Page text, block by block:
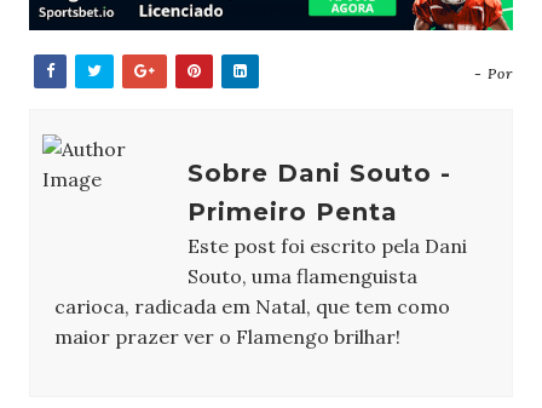
- Por
Sobre Dani Souto -
Primeiro Penta
Este post foi escrito pela Dani
Souto, uma flamenguista
carioca, radicada em Natal, que tem como
maior prazer ver o Flamengo brilhar!